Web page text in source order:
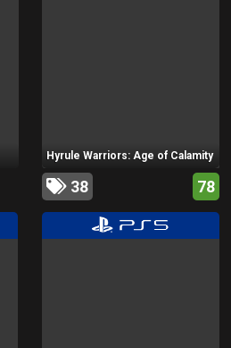
Hyrule Warriors: Age of Calamity
38 78